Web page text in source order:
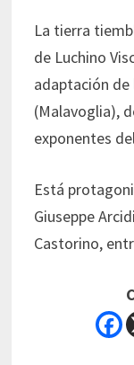
La tierra
de Luchino
adaptación de
(Malavoglia),
exponentes
Está
Giuseppe
Castorino,